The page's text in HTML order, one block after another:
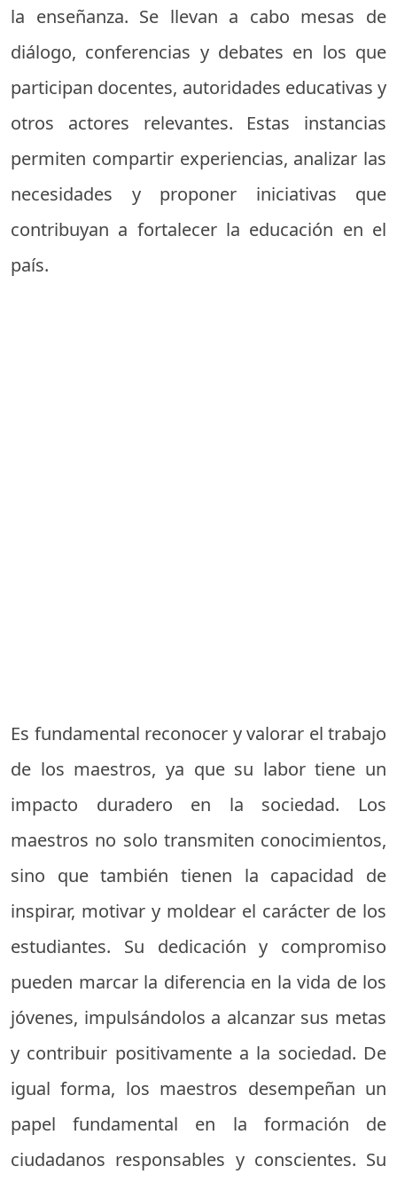
la enseñanza. Se llevan a cabo mesas de
diálogo, conferencias y debates en los que
participan docentes, autoridades educativas y
otros actores relevantes. Estas instancias
permiten compartir experiencias, analizar las
necesidades y proponer iniciativas que
contribuyan a fortalecer la educación en el
país.
Es fundamental reconocer y valorar el trabajo
de los maestros, ya que su labor tiene un
impacto duradero en la sociedad. Los
maestros no solo transmiten conocimientos,
sino que también tienen la capacidad de
inspirar, motivar y moldear el carácter de los
estudiantes. Su dedicación y compromiso
pueden marcar la diferencia en la vida de los
jóvenes, impulsándolos a alcanzar sus metas
y contribuir positivamente a la sociedad. De
igual forma, los maestros desempeñan un
papel fundamental en la formación de
ciudadanos responsables y conscientes. Su